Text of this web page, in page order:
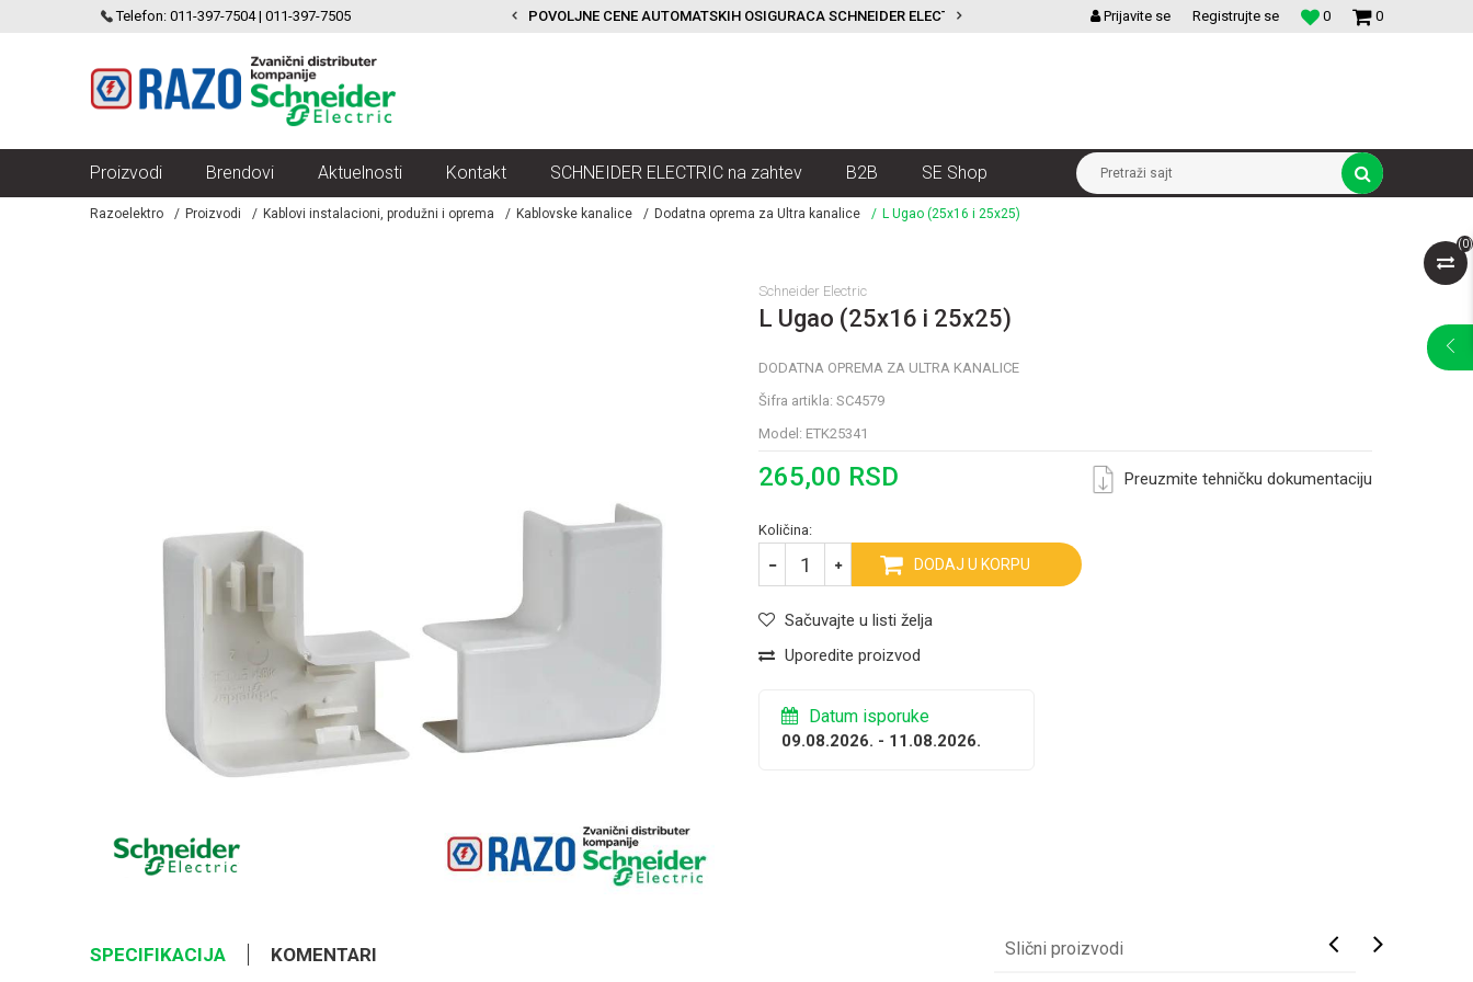
Telefon: 011-397-7504 | 011-397-7505
ELECTRIC VELIKI IZBOR MODULARNIH PREKIDACA I UTICNICA POVOLJNE CENE AUTOMATSKIH OSIGURACA SCHNEIDER ELECTRIC VELIKI IZBOR MODULARNIH PREKIDACA I UTICNICA 0
0
Prijavite se Registrujte se
Proizvodi Brendovi Aktuelnosti Kontakt SCHNEIDER ELECTRIC na zahtev B2B SE Shop Pretraži sajt
(0)
Razoelektro Proizvodi Kablovi instalacioni, produžni i oprema Kablovske kanalice Dodatna oprema za Ultra kanalice L Ugao (25x16 i 25x25)
Schneider Electric
L Ugao (25x16 i 25x25)
DODATNA OPREMA ZA ULTRA KANALICE
Šifra artikla: SC4579
Model: ETK25341
Preuzmite tehničku dokumentaciju
265,00 RSD
Količina:
DODAJ U KORPU
Sačuvajte u listi želja
Uporedite proizvod
Datum isporuke
09.08.2026. - 11.08.2026.
SPECIFIKACIJA KOMENTARI Slični proizvodi